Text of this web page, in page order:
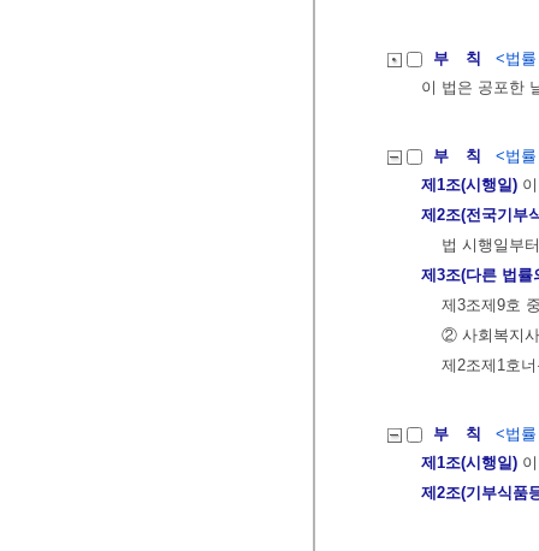
부 칙
<법
이 법은 공포한
부 칙
<법
제1조(시행일)
제2조(전국기부
법 시행일부
제3조(다른 법률
제3조제9호
② 사회복지
제2조제1호
부 칙
<법
제1조(시행일)
제2조(기부식품